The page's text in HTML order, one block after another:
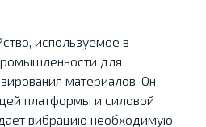
используемое в
для
материалов. Он
платформы и силовой
вибрацию необходимую